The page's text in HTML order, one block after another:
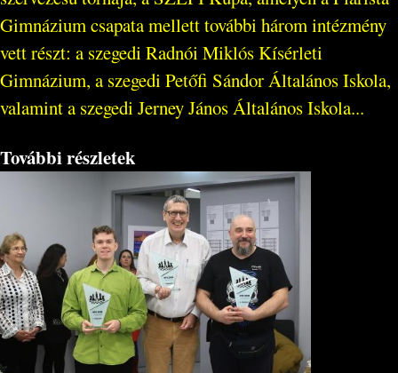
Gimnázium csapata mellett további három intézmény
vett részt: a szegedi Radnói Miklós Kísérleti
Gimnázium, a szegedi Petőfi Sándor Általános Iskola,
valamint a szegedi Jerney János Általános Iskola...
További részletek